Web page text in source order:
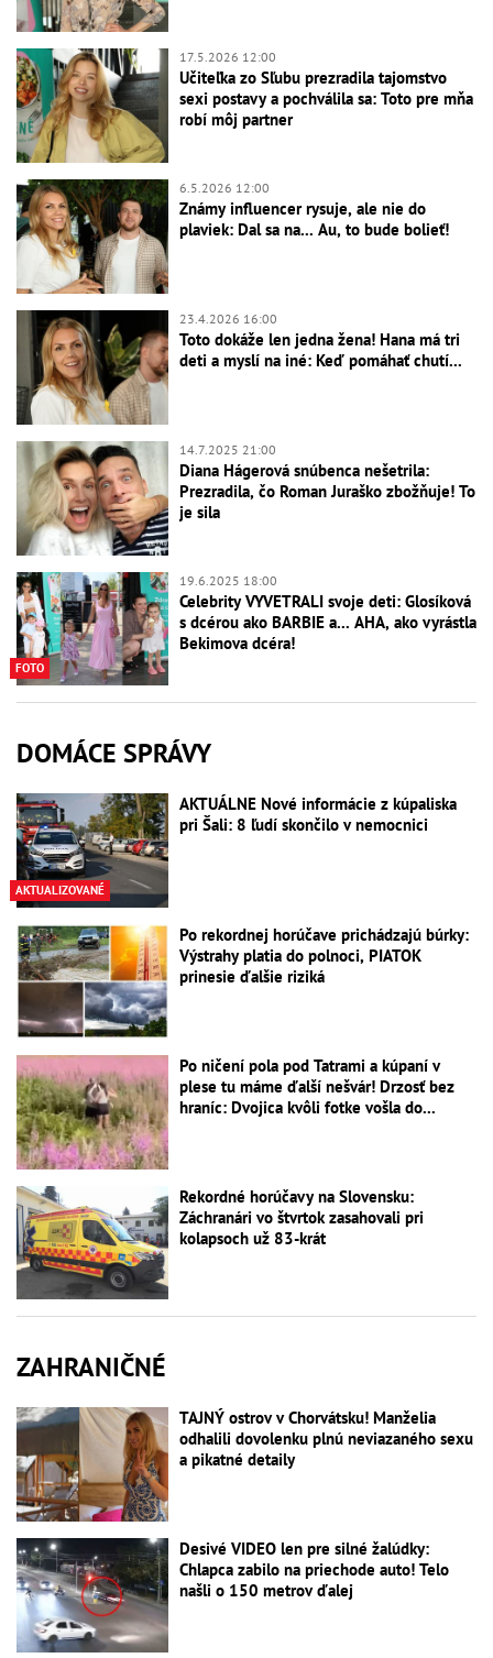
17.5.2026 12:00
Učiteľka zo Sľubu prezradila tajomstvo
sexi postavy a pochválila sa: Toto pre mňa
robí môj partner
6.5.2026 12:00
Známy influencer rysuje, ale nie do
plaviek: Dal sa na... Au, to bude bolieť!
23.4.2026 16:00
Toto dokáže len jedna žena! Hana má tri
deti a myslí na iné: Keď pomáhať chutí...
14.7.2025 21:00
Diana Hágerová snúbenca nešetrila:
Prezradila, čo Roman Juraško zbožňuje! To
je sila
FOTO
19.6.2025 18:00
Celebrity VYVETRALI svoje deti: Glosíková
s dcérou ako BARBIE a... AHA, ako vyrástla
Bekimova dcéra!
DOMÁCE SPRÁVY
AKTUALIZOVANÉ
AKTUÁLNE Nové informácie z kúpaliska
pri Šali: 8 ľudí skončilo v nemocnici
Po rekordnej horúčave prichádzajú búrky:
Výstrahy platia do polnoci, PIATOK
prinesie ďalšie riziká
Po ničení pola pod Tatrami a kúpaní v
plese tu máme ďalší nešvár! Drzosť bez
hraníc: Dvojica kvôli fotke vošla do...
Rekordné horúčavy na Slovensku:
Záchranári vo štvrtok zasahovali pri
kolapsoch už 83-krát
ZAHRANIČNÉ
TAJNÝ ostrov v Chorvátsku! Manželia
odhalili dovolenku plnú neviazaného sexu
a pikatné detaily
Desivé VIDEO len pre silné žalúdky:
Chlapca zabilo na priechode auto! Telo
našli o 150 metrov ďalej